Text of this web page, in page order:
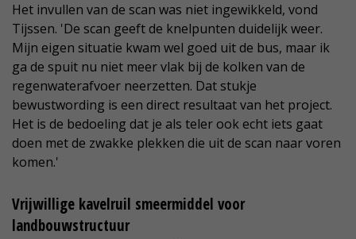
Het invullen van de scan was niet ingewikkeld, vond
Tijssen. 'De scan geeft de knelpunten duidelijk weer.
Mijn eigen situatie kwam wel goed uit de bus, maar ik
ga de spuit nu niet meer vlak bij de kolken van de
regenwaterafvoer neerzetten. Dat stukje
bewustwording is een direct resultaat van het project.
Het is de bedoeling dat je als teler ook echt iets gaat
doen met de zwakke plekken die uit de scan naar voren
komen.'
Vrijwillige kavelruil smeermiddel voor
landbouwstructuur